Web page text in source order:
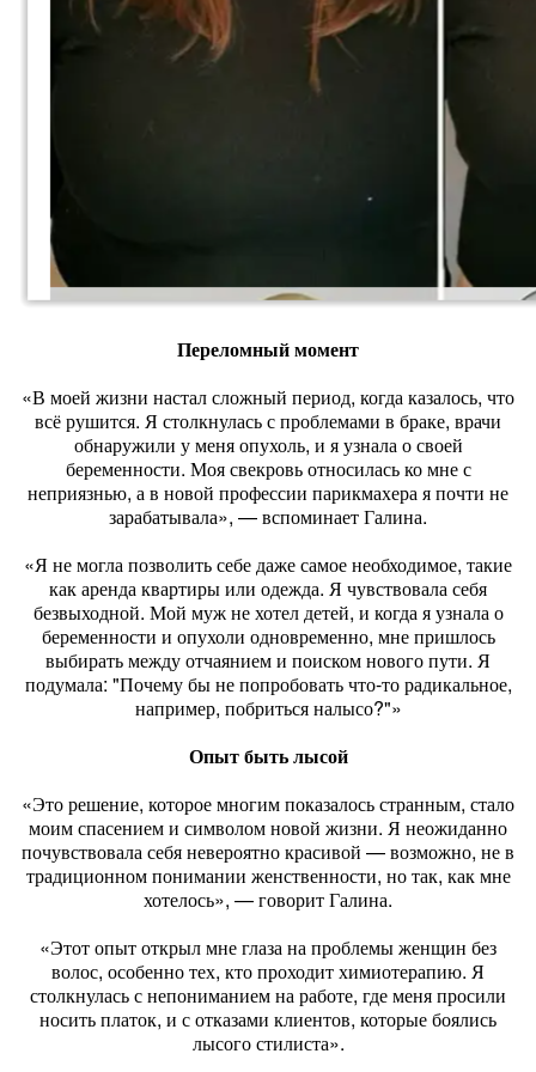
Переломный момент
«В моей жизни настал сложный период, когда казалось, что
всё рушится. Я столкнулась с проблемами в браке, врачи
обнаружили у меня опухоль, и я узнала о своей
беременности. Моя свекровь относилась ко мне с
неприязнью, а в новой профессии парикмахера я почти не
зарабатывала», — вспоминает Галина.
«Я не могла позволить себе даже самое необходимое, такие
как аренда квартиры или одежда. Я чувствовала себя
безвыходной. Мой муж не хотел детей, и когда я узнала о
беременности и опухоли одновременно, мне пришлось
выбирать между отчаянием и поиском нового пути. Я
подумала: "Почему бы не попробовать что-то радикальное,
например, побриться налысо?"»
Опыт быть лысой
«Это решение, которое многим показалось странным, стало
моим спасением и символом новой жизни. Я неожиданно
почувствовала себя невероятно красивой — возможно, не в
традиционном понимании женственности, но так, как мне
хотелось», — говорит Галина.
«Этот опыт открыл мне глаза на проблемы женщин без
волос, особенно тех, кто проходит химиотерапию. Я
столкнулась с непониманием на работе, где меня просили
носить платок, и с отказами клиентов, которые боялись
лысого стилиста».